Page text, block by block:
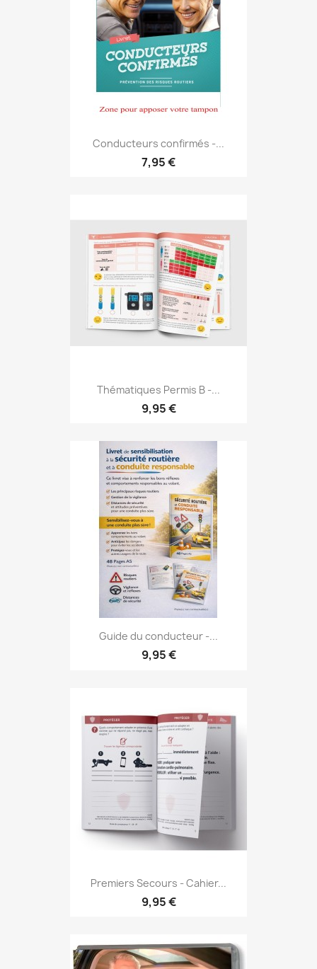
Conducteurs confirmés -...
7,95 €
Thématiques Permis B -...
9,95 €
Guide du conducteur -...
9,95 €
Premiers Secours - Cahier...
9,95 €